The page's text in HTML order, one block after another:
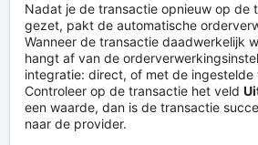
Nadat je de transactie opnieuw op de
gezet, pakt de automatische
Wanneer de transactie daadwerkelijk
hangt af van de
integratie: direct, of met de ingestelde
Controleer op de transactie het veld
een waarde, dan is de transactie
naar de provider.